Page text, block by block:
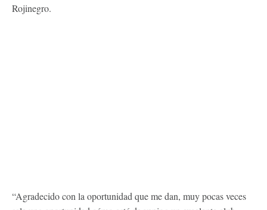
Rojinegro.
“Agradecido con la oportunidad que me dan, muy pocas veces